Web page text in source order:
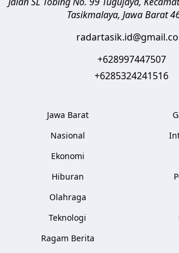
Tasikmalaya, Jawa Barat
+628997447507
+6285324241516
Jawa Barat
Nasional
Ekonomi
Hiburan
Olahraga
Teknologi
Ragam Berita